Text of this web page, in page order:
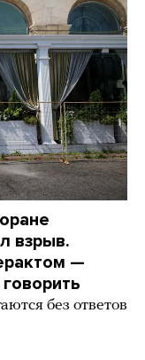
взрыв.
—
без ответов